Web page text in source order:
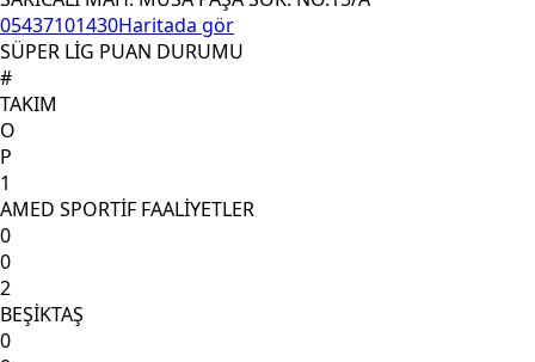
05437101430Haritada gör
SÜPER LİG PUAN DURUMU
#
TAKIM
O
P
1
AMED SPORTİF FAALİYETLER
0
0
2
BEŞİKTAŞ
0